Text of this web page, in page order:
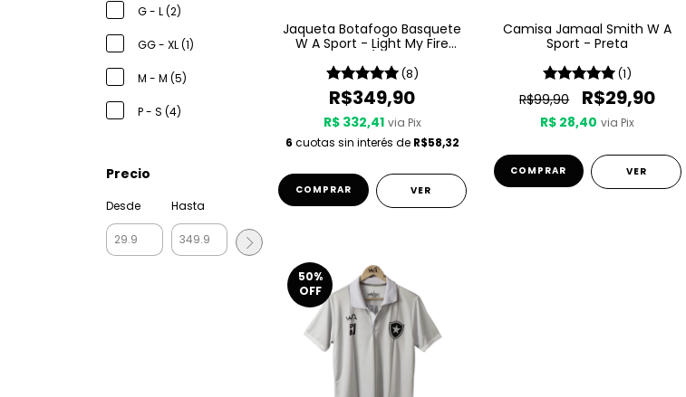
G - L (2)
GG - XL (1)
M - M (5)
P - S (4)
Precio
Desde Hasta
Jaqueta Botafogo Basquete
W A Sport - Light My Fire
(8)
R$349,90
R$ 332,41 via Pix
6 cuotas sin interés de R$58,32
COMPRAR VER
Camisa Jamaal Smith W A
Sport - Preta
(1)
R$99,90 R$29,90
R$ 28,40 via Pix
COMPRAR VER
50%
OFF